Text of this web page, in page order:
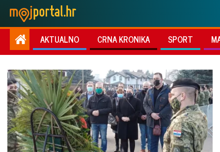
AKTUALNO CRNA KRONIKA SPORT